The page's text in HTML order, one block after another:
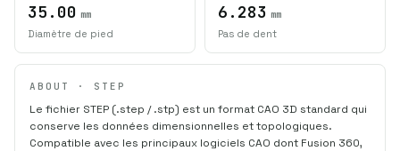
35.00 mm
Diamètre de pied
6.283 mm
Pas de dent
ABOUT · STEP
Le fichier STEP (.step / .stp) est un format CAO 3D standard qui
conserve les données dimensionnelles et topologiques.
Compatible avec les principaux logiciels CAO dont Fusion 360,